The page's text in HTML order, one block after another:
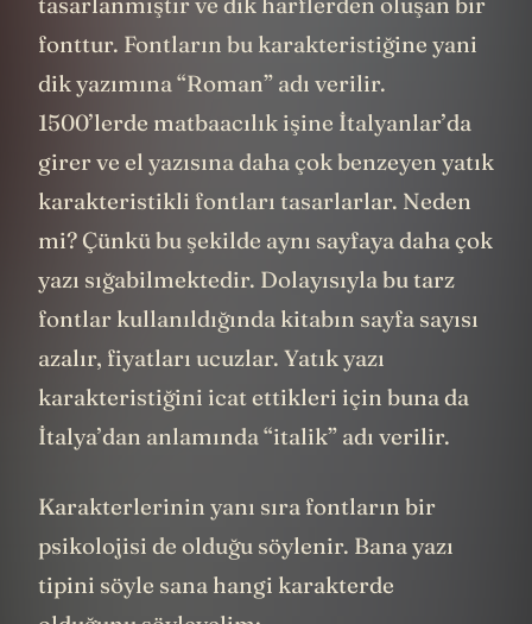
fonttur. Fontların bu karakteristiğine yani
dik yazımına “Roman” adı verilir.
1500’lerde matbaacılık işine İtalyanlar’da
girer ve el yazısına daha çok benzeyen yatık
karakteristikli fontları tasarlarlar. Neden
mi? Çünkü bu şekilde aynı sayfaya daha çok
yazı sığabilmektedir. Dolayısıyla bu tarz
fontlar kullanıldığında kitabın sayfa sayısı
azalır, fiyatları ucuzlar. Yatık yazı
karakteristiğini icat ettikleri için buna da
İtalya’dan anlamında “italik” adı verilir.
Karakterlerinin yanı sıra fontların bir
psikolojisi de olduğu söylenir. Bana yazı
tipini söyle sana hangi karakterde